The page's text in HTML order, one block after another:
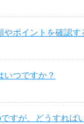
ポイントを確認す
いつですか？
すが、どうすれば